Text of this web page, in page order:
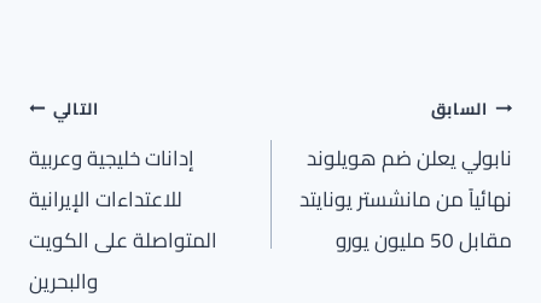
تصفّح
المقالات
السابق
نابولي يعلن ضم هويلوند
نهائياً من مانشستر يونايتد
مقابل 50 مليون يورو
التالي
إدانات خليجية وعربية
للاعتداءات الإيرانية
المتواصلة على الكويت
والبحرين